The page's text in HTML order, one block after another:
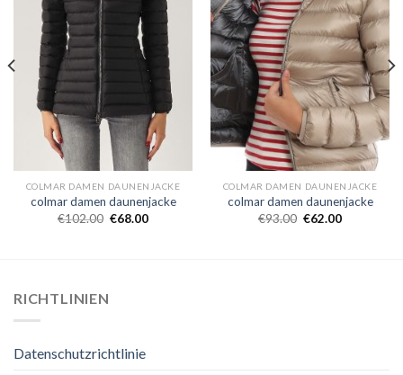
COLMAR DAMEN DAUNENJACKE
colmar damen daunenjacke
€102.00 €68.00
COLMAR DAMEN DAUNENJACKE
colmar damen daunenjacke
€93.00 €62.00
RICHTLINIEN
Datenschutzrichtlinie